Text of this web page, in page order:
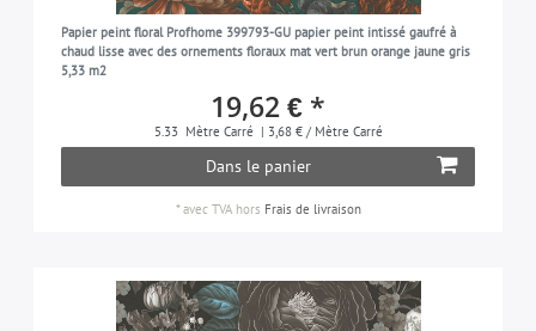
Papier peint floral Profhome 399793-GU papier peint intissé gaufré à
chaud lisse avec des ornements floraux mat vert brun orange jaune gris
5,33 m2
19,62 € *
5.33 Mètre Carré | 3,68 € / Mètre Carré
Dans le panier
*avec TVAhors Frais de livraison